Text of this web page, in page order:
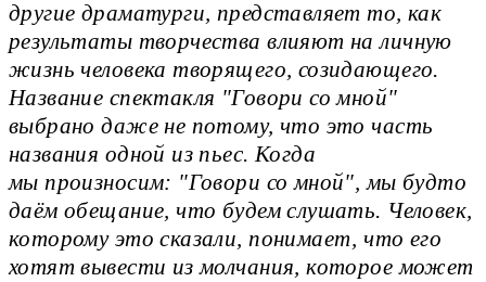
другие драматурги, представляет то, как
результаты творчества влияют на личную
жизнь человека творящего, созидающего.
Название спектакля "Говори со мной"
выбрано даже не потому, что это часть
названия одной из пьес. Когда
мы произносим: "Говори со мной", мы будто
даём обещание, что будем слушать. Человек,
которому это сказали, понимает, что его
хотят вывести из молчания, которое может